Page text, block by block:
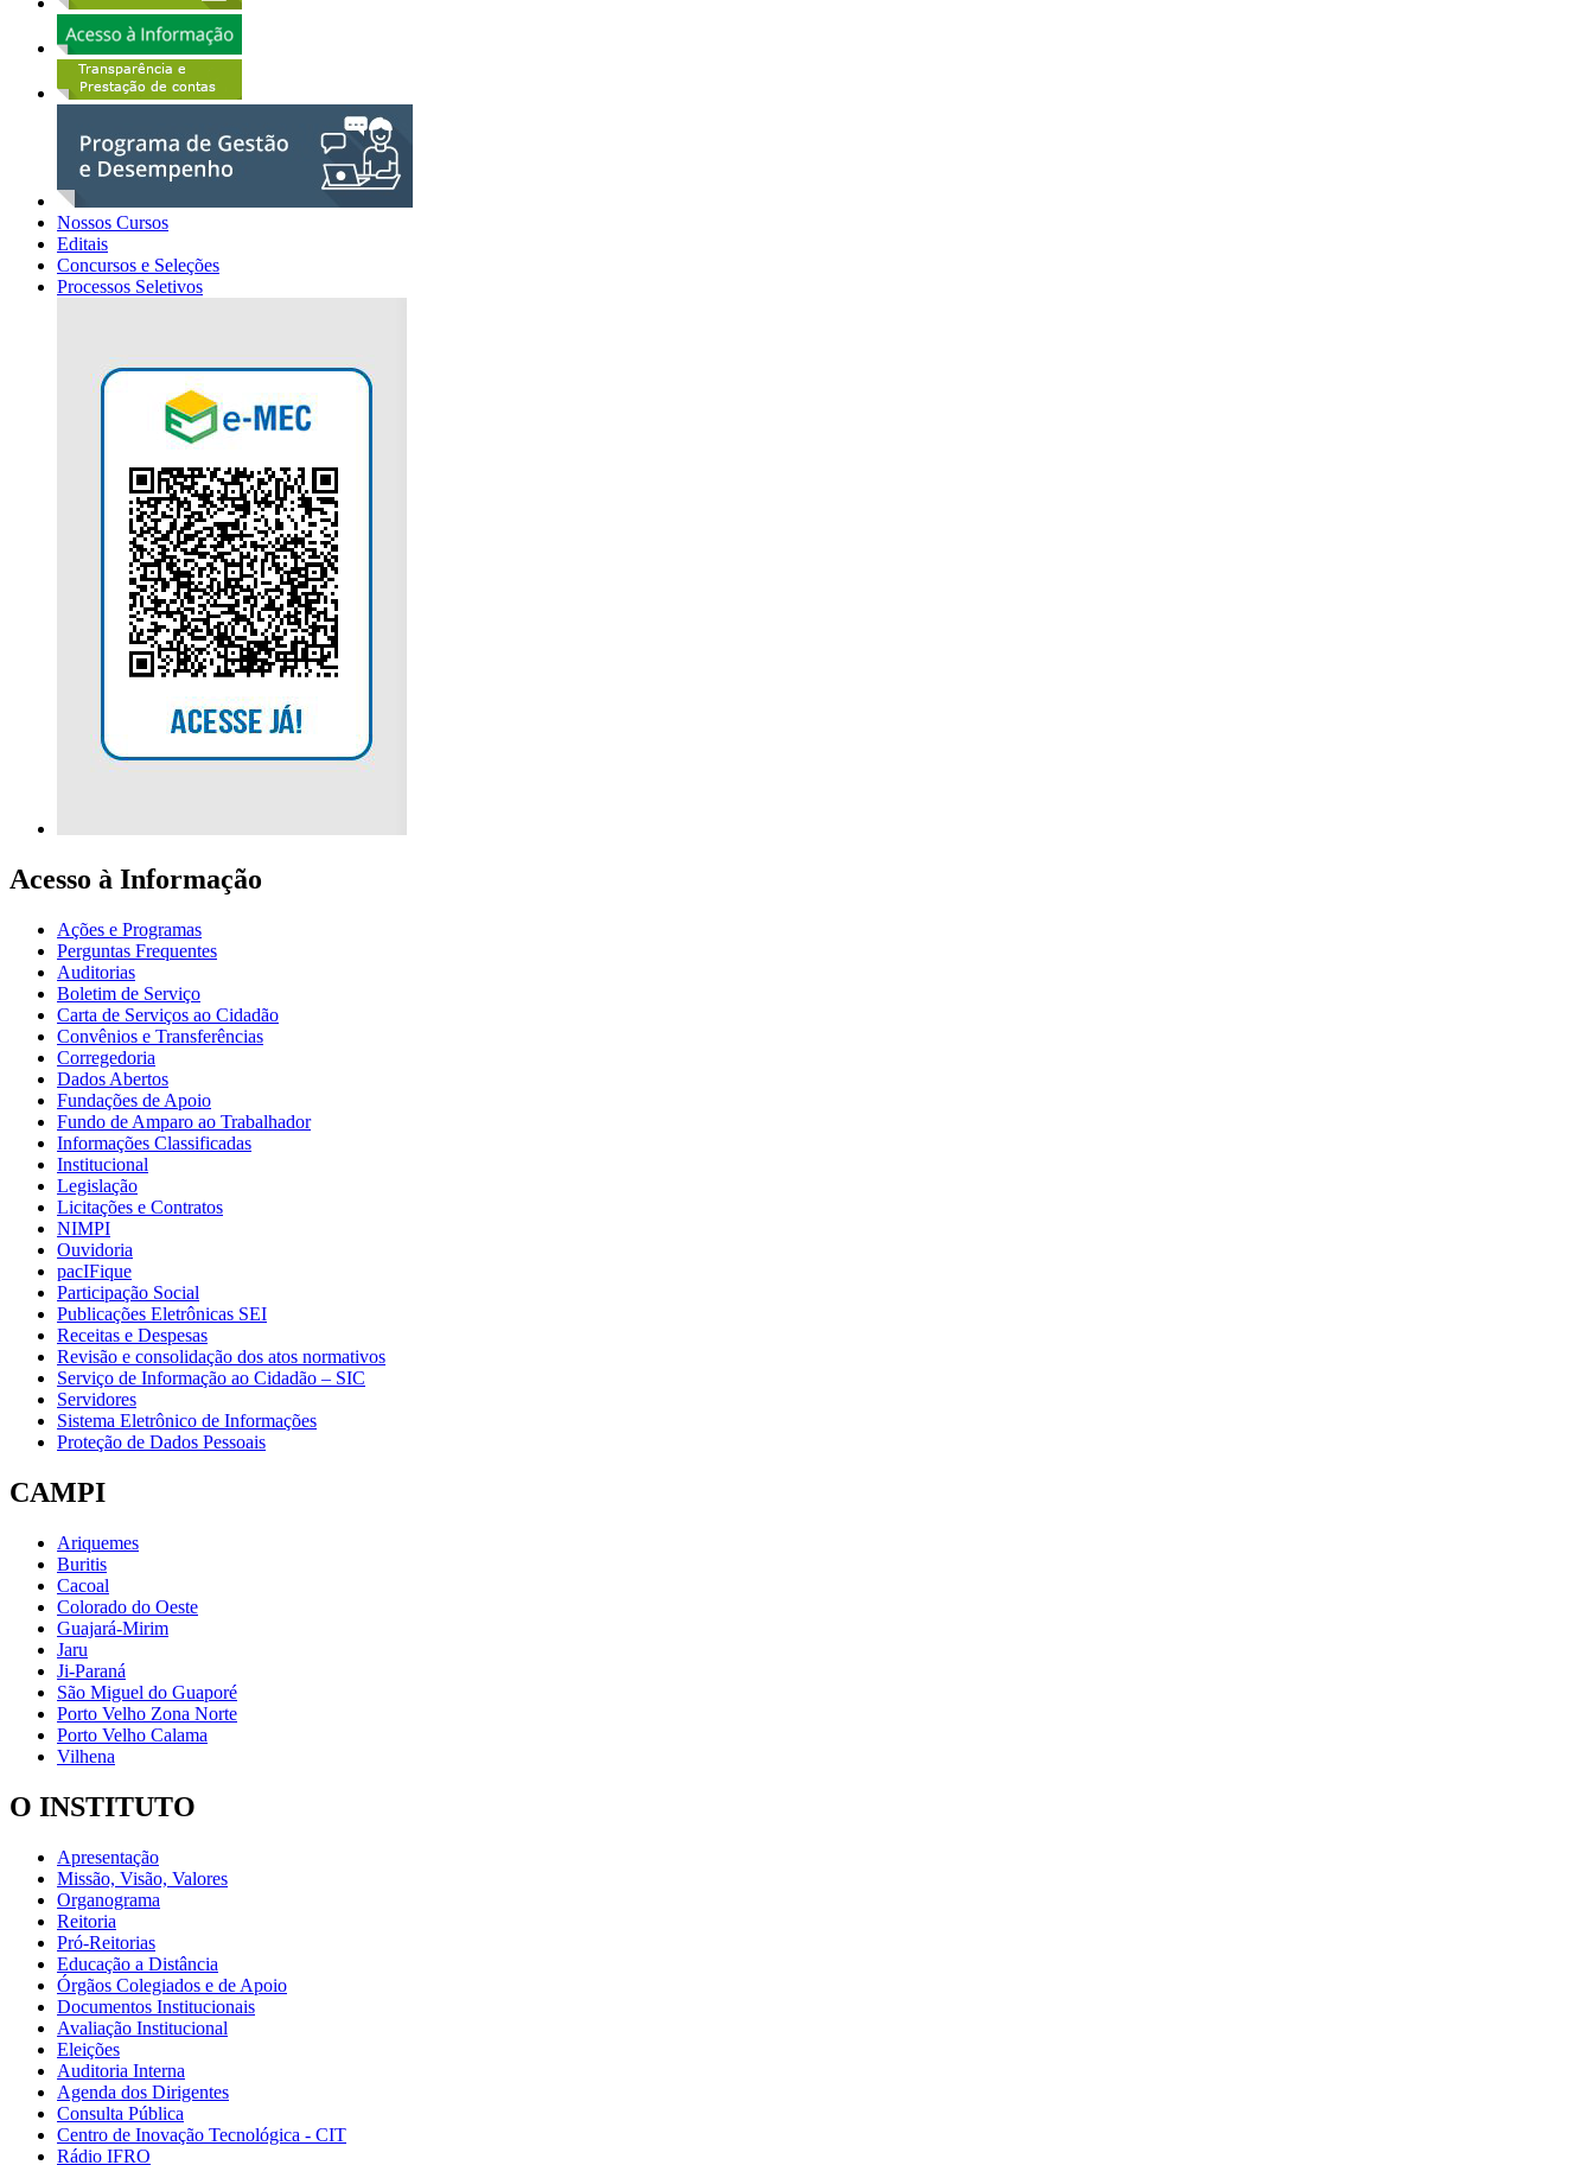
Nossos Cursos
Editais
Concursos e Seleções
Processos Seletivos
Acesso à Informação
Ações e Programas
Perguntas Frequentes
Auditorias
Boletim de Serviço
Carta de Serviços ao Cidadão
Convênios e Transferências
Corregedoria
Dados Abertos
Fundações de Apoio
Fundo de Amparo ao Trabalhador
Informações Classificadas
Institucional
Legislação
Licitações e Contratos
NIMPI
Ouvidoria
pacIFique
Participação Social
Publicações Eletrônicas SEI
Receitas e Despesas
Revisão e consolidação dos atos normativos
Serviço de Informação ao Cidadão – SIC
Servidores
Sistema Eletrônico de Informações
Proteção de Dados Pessoais
CAMPI
Ariquemes
Buritis
Cacoal
Colorado do Oeste
Guajará-Mirim
Jaru
Ji-Paraná
São Miguel do Guaporé
Porto Velho Zona Norte
Porto Velho Calama
Vilhena
O INSTITUTO
Apresentação
Missão, Visão, Valores
Organograma
Reitoria
Pró-Reitorias
Educação a Distância
Órgãos Colegiados e de Apoio
Documentos Institucionais
Avaliação Institucional
Eleições
Auditoria Interna
Agenda dos Dirigentes
Consulta Pública
Centro de Inovação Tecnológica - CIT
Rádio IFRO